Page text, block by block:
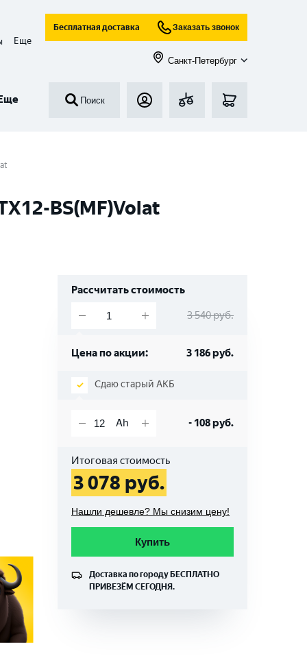
Еще
Бесплатная доставка Заказать звонок
Санкт-Петербург
Поиск
BS(MF)Volat
Рассчитать стоимость
3 540руб.
Цена по акции: 3 186руб.
Сдаю старый АКБ
- 108руб.
Итоговая стоимость
3 078 руб.
Нашли дешевле? Мы снизим цену!
Купить
Доставка по городу БЕСПЛАТНО
ПРИВЕЗЁМ СЕГОДНЯ.